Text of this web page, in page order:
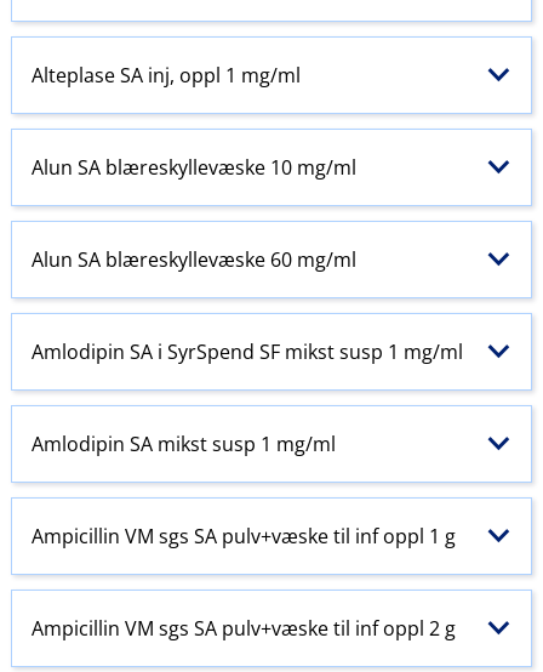
Alteplase SA inj, oppl 1 mg/ml
Alun SA blæreskyllevæske 10 mg/ml
Alun SA blæreskyllevæske 60 mg/ml
Amlodipin SA i SyrSpend SF mikst susp 1 mg/ml
Amlodipin SA mikst susp 1 mg/ml
Ampicillin VM sgs SA pulv+væske til inf oppl 1 g
Ampicillin VM sgs SA pulv+væske til inf oppl 2 g